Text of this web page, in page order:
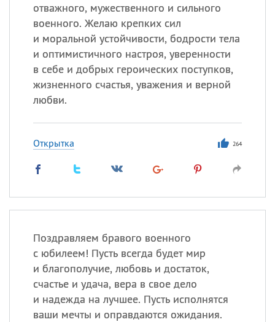
отважного, мужественного и сильного
военного. Желаю крепких сил
и моральной устойчивости, бодрости тела
и оптимистичного настроя, уверенности
в себе и добрых героических поступков,
жизненного счастья, уважения и верной
любви.
Открытка 264
Поздравляем бравого военного
с юбилеем! Пусть всегда будет мир
и благополучие, любовь и достаток,
счастье и удача, вера в свое дело
и надежда на лучшее. Пусть исполнятся
ваши мечты и оправдаются ожидания.
Посмотреть значение
происхождение